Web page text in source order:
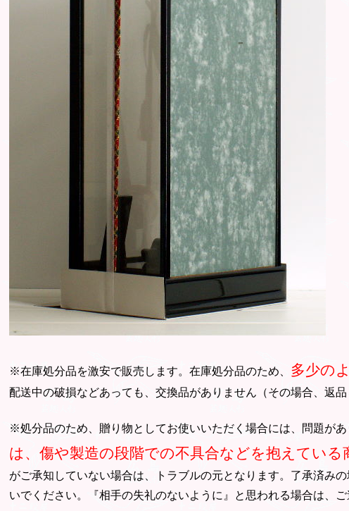
※在庫処分品を激安で販売します。在庫処分品のため、 多少の
配送中の破損などあっても、交換品がありません（その場合、返
※処分品のため、贈り物としてお使いいただく場合には、問題が
は、傷や製造の段階での不具合などを抱えている
がご承知していない場合は、トラブルの元となります。了承済み
いでください。『相手の失礼のないように』と思われる場合は、ご